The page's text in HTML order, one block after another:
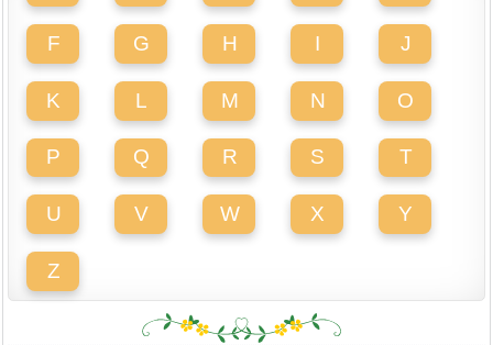
F G H I J
K L M N O
P Q R S T
U V W X Y
Z